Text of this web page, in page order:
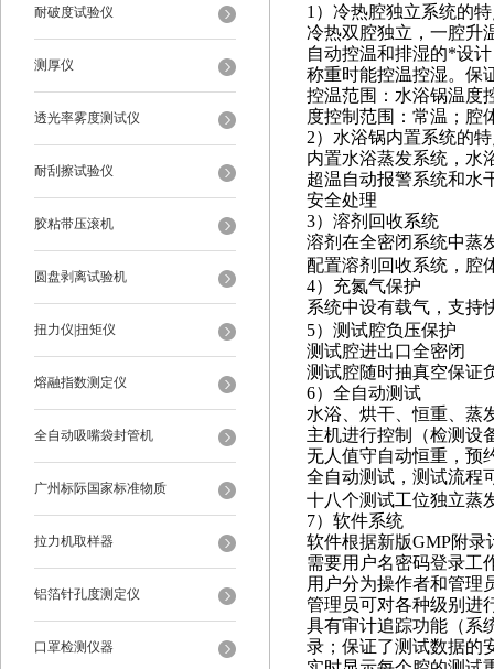
耐破度试验仪
测厚仪
透光率雾度测试仪
耐刮擦试验仪
胶粘带压滚机
圆盘剥离试验机
扭力仪|扭矩仪
熔融指数测定仪
全自动吸嘴袋封管机
广州标际国家标准物质
拉力机取样器
铝箔针孔度测定仪
口罩检测仪器
1）冷热腔独立系统的
冷热双腔独立，一腔升
自动控温和排湿的*设计
称重时能控温控湿。保
控温范围：水浴锅温度
度控制范围：常温；腔
2）水浴锅内置系统的
内置水浴蒸发系统，水
超温自动报警系统和水
安全处理
3）溶剂回收系统
溶剂在全密闭系统中蒸
配置溶剂回收系统，腔
4）充氮气保护
系统中设有载气，支持
5）测试腔负压保护
测试腔进出口全密闭
测试腔随时抽真空保证
6）全自动测试
水浴、烘干、恒重、蒸
主机进行控制（检测设
无人值守自动恒重，预
全自动测试 ， 测试流程
十八个测试工位独立蒸
7）软件系统
软件根据新版GMP附录
需要用户名密码登录工
用户分为操作者和管理
管理员可对各种级别进
具有审计追踪功能（系
录 ； 保证了测试数据的